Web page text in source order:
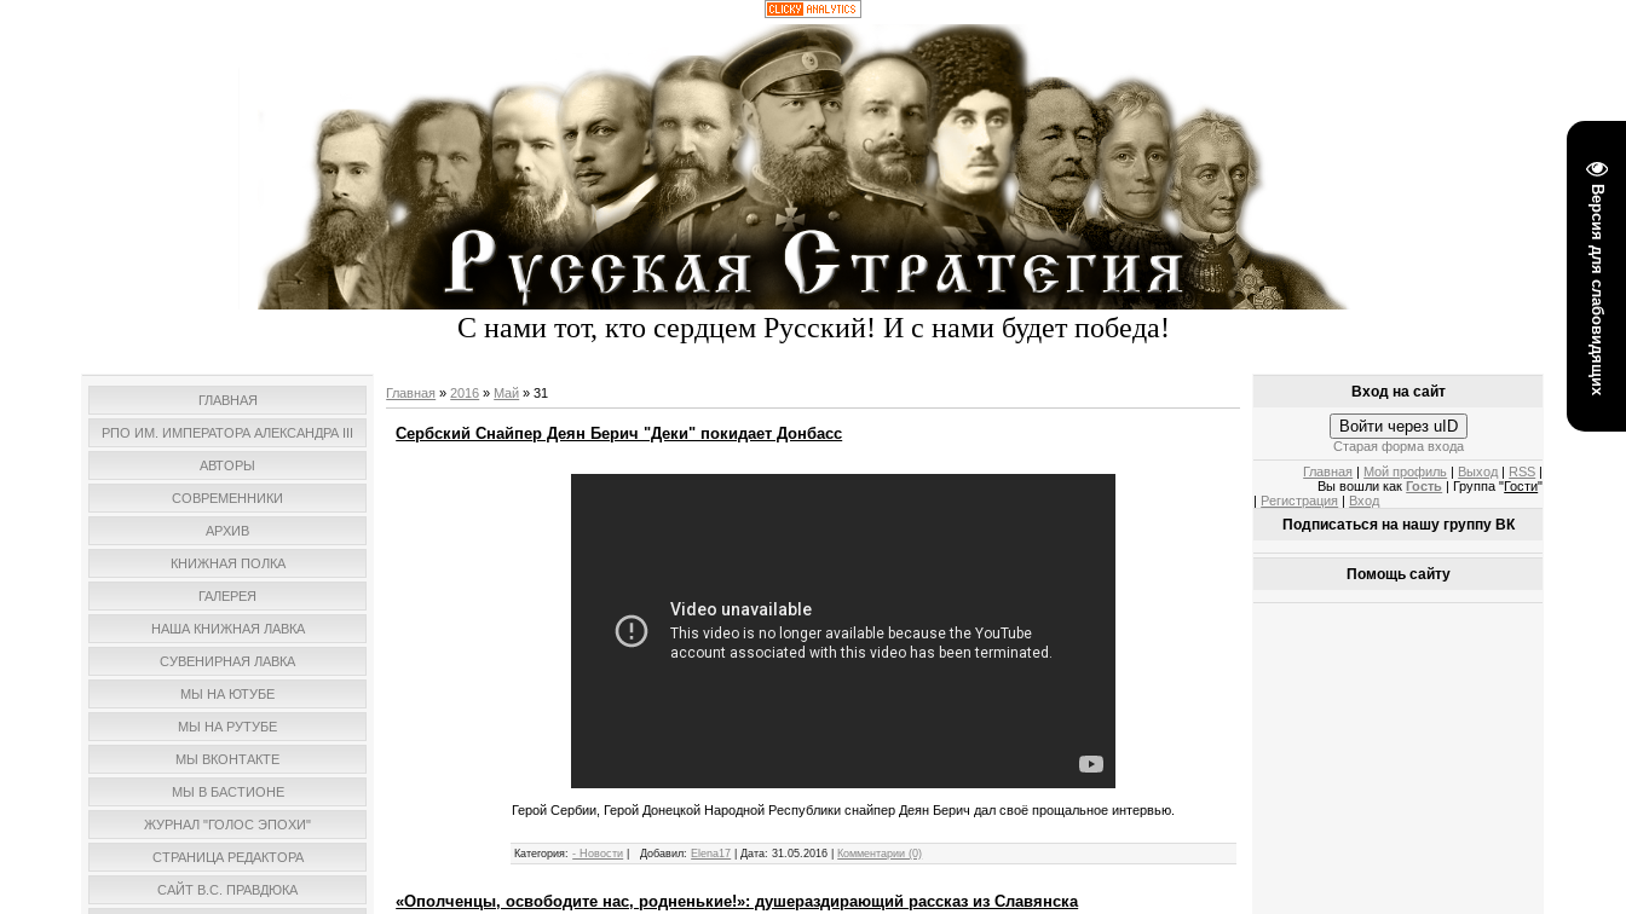
Версия для слабовидящих
С нами тот, кто сердцем Русский! И с нами будет победа!
ГЛАВНАЯ
РПО ИМ. ИМПЕРАТОРА АЛЕКСАНДРА III
АВТОРЫ
СОВРЕМЕННИКИ
АРХИВ
КНИЖНАЯ ПОЛКА
ГАЛЕРЕЯ
НАША КНИЖНАЯ ЛАВКА
СУВЕНИРНАЯ ЛАВКА
МЫ НА ЮТУБЕ
МЫ НА РУТУБЕ
МЫ ВКОНТАКТЕ
МЫ В БАСТИОНЕ
ЖУРНАЛ "ГОЛОС ЭПОХИ"
СТРАНИЦА РЕДАКТОРА
САЙТ В.С. ПРАВДЮКА
Главная »2016 » Май » 31
Сербский Снайпер Деян Берич "Деки" покидает Донбасс
Герой Сербии, Герой Донецкой Народной Республики снайпер Деян Берич дал своё прощальное интервью.
Категория: - Новости Добавил: Elena17 |Дата: 31.05.2016 Комментарии (0)
«Ополченцы, освободите нас, родненькие!»: душераздирающий рассказ из Славянска
Вход на сайт
Войти через uID
Старая форма входа
Главная
Мой профиль Выход RSS
Вы вошли как Гость | Группа "Гости"
Регистрация Вход
Подписаться на нашу группу ВК
Помощь сайту